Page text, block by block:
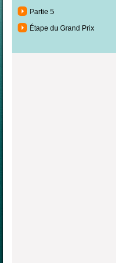
Partie 5
Étape du Grand Prix